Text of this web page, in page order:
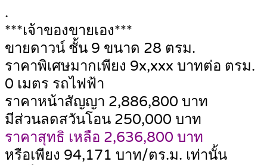
.
***เจ้าของขายเอง***
ขายดาวน์ ชั้น 9 ขนาด 28 ตรม.
ราคาพิเศษมากเพียง 9x,xxx บาทต่อ ตรม.
0 เมตร รถไฟฟ้า
ราคาหน้าสัญญา 2,886,800 บาท
มีส่วนลดสวันโอน 250,000 บาท
ราคาสุทธิ เหลือ 2,636,800 บาท
หรือเพียง 94,171 บาท/ตร.ม. เท่านั้น